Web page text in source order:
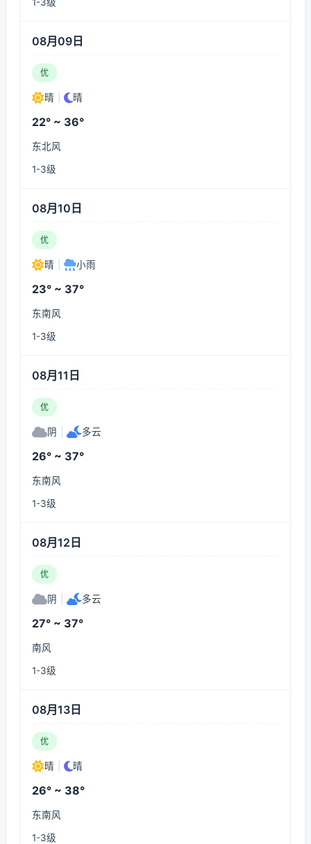
08月09日
优
晴 晴
22° ~ 36°
东北风
1-3级
08月10日
优
晴 小雨
23° ~ 37°
东南风
1-3级
08月11日
优
阴 多云
26° ~ 37°
东南风
1-3级
08月12日
优
阴 多云
27° ~ 37°
南风
1-3级
08月13日
优
晴 晴
26° ~ 38°
东南风
1-3级